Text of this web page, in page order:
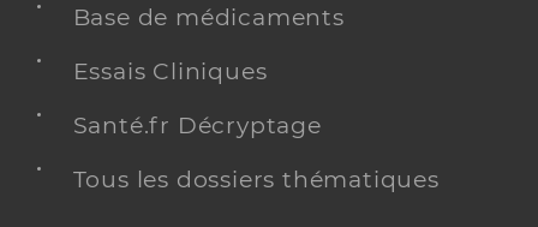
Base de médicaments
Essais Cliniques
Santé.fr Décryptage
Tous les dossiers thématiques